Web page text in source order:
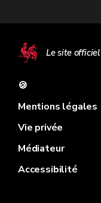
Le site
🍪
Mentions légales
Vie privée
Médiateur
Accessibilité